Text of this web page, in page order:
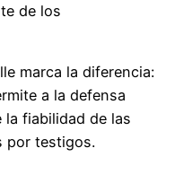
de los
marca la diferencia:
a la defensa
fiabilidad de las
por testigos.